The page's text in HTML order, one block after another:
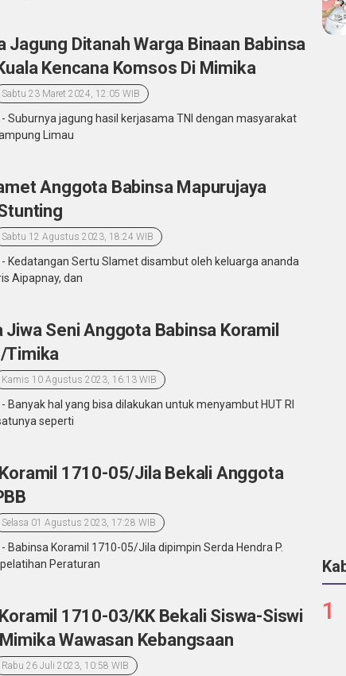
Jagung Ditanah Warga Binaan Babinsa
Kencana Komsos Di Mimika
Sabtu 23 Maret 2024, 12:05 WIB
Suburnya jagung hasil kerjasama TNI dengan masyarakat
Limau
Anggota Babinsa Mapurujaya
Sabtu 12 Agustus 2023, 18:24 WIB
- Kedatangan Sertu Slamet disambut oleh keluarga ananda
Aipapnay, dan
Jiwa Seni Anggota Babinsa Koramil
Timika
Kamis 10 Agustus 2023, 16:13 WIB
Banyak hal yang bisa dilakukan untuk menyambut HUT RI
seperti
1710-05/Jila Bekali Anggota
Selasa 01 Agustus 2023, 17:28 WIB
Babinsa Koramil 1710-05/Jila dipimpin Serda Hendra P.
Peraturan
1710-03/KK Bekali Siswa-Siswi
Wawasan Kebangsaan
Rabu 26 Juli 2023, 10:58 WIB
1